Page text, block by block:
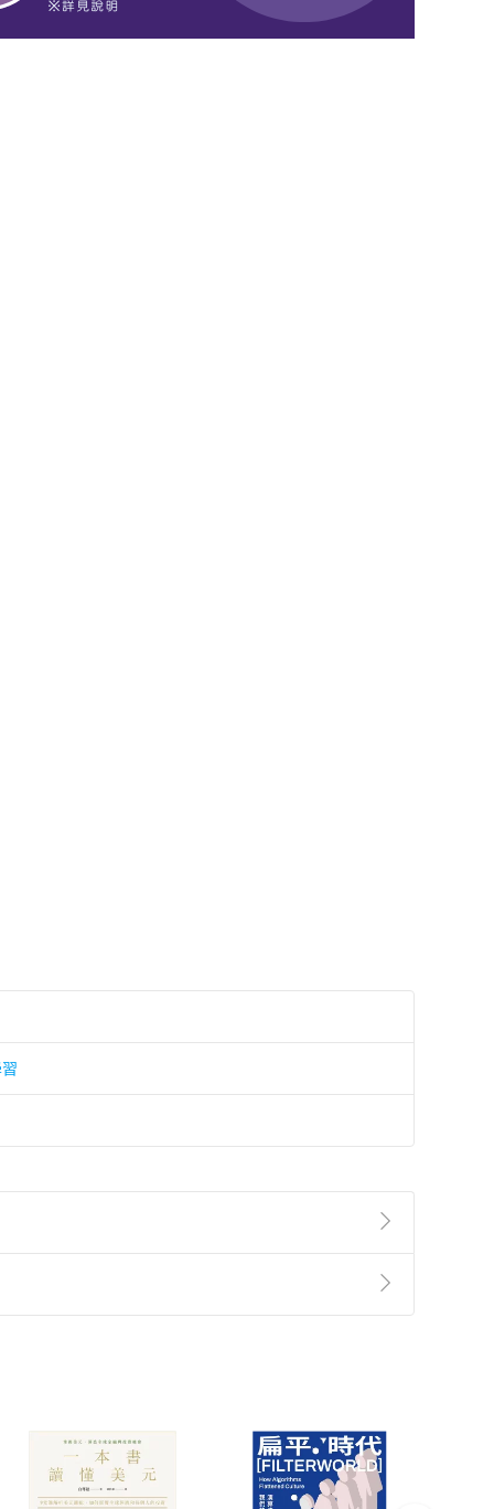
第2條第5款之規定，「非以有形媒介提供之數位
點選「瀏覽訂單明細」 「申請取消訂單/退
付款方式
Payment
完成訂單
Complete